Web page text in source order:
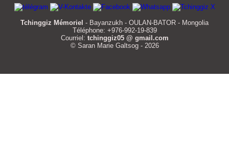
Tchinggiz Mémoriel - Bayanzukh - OULAN-BATOR - Mongolia
Téléphone: +976-992-19-839
Courriel: tchinggiz05 @ gmail.com
© Saran Marie Galtsog - 2026